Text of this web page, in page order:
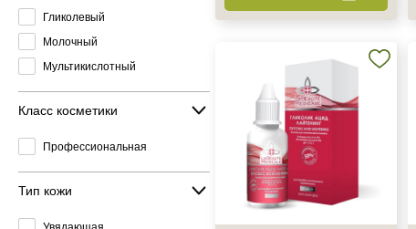
Гликолевый
Молочный
Мультикислотный
Класс косметики
Профессиональная
Тип кожи